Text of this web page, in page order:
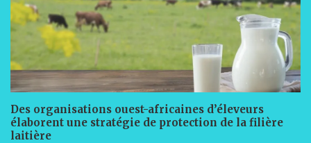
Des organisations ouest-africaines d’éleveurs
élaborent une stratégie de protection de la filière
laitière